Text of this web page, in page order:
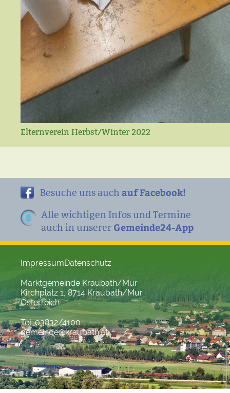
Elternverein Herbst/Winter 2022
Besuche uns auch auf Facebook!
Alle wichtigen Infos und Termine
auch in unserer Gemeinde24-App
ImpressumDatenschutz
Marktgemeinde Kraubath/Mur
Kirchplatz 1, 8714 Kraubath/Mur
Österreich
Tel. 03832/4100
gemeinde@kraubath.at